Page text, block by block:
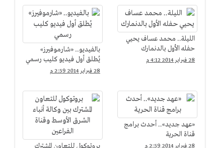
الليلة.. محمد عساف يحيي
حفله الأول بالدنمارك
28 فبراير 2014 4:12 م
بالفيديو.. «شارموفيرز»
يُطلق أول فيديو كليب رسمي
28 فبراير 2014 2:59 م
«عهد جديد».. أحدث برامج
قناة الحرية
28 فبراير 2014 2:59 م
بروتوكول للتعاون المشترك